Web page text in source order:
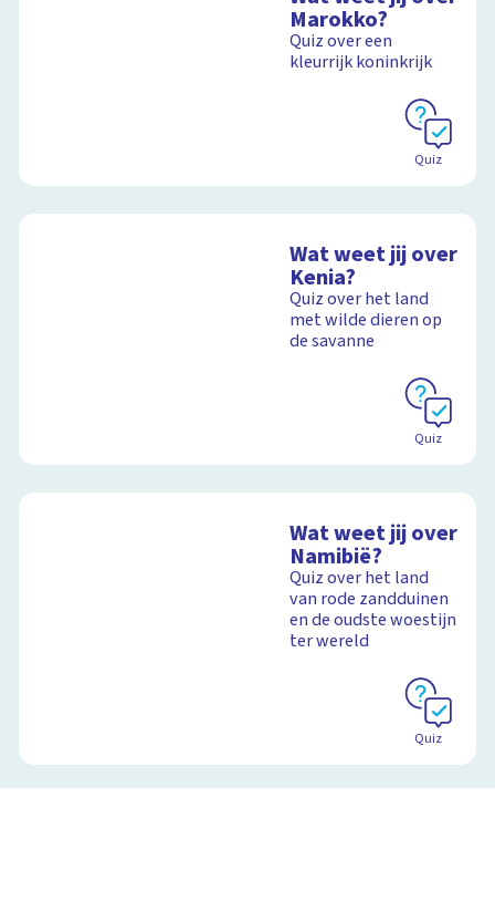
Marokko?
Quiz over een
kleurrijk koninkrijk
Quiz
Wat weet jij over
Kenia?
Quiz over het land
met wilde dieren op
de savanne
Quiz
Wat weet jij over
Namibië?
Quiz over het land
van rode zandduinen
en de oudste woestijn
ter wereld
Quiz